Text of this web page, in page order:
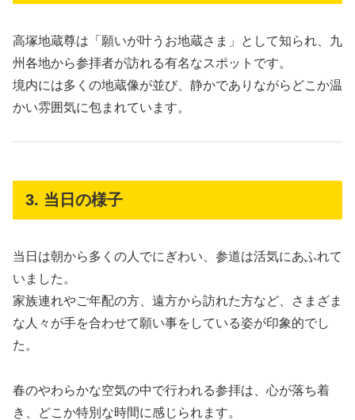
高塚地蔵尊は「願いが叶うお地蔵さま」として知られ、九
州各地から参拝者が訪れる有名なスポットです。
境内には多くの地蔵像が並び、静かでありながらどこか温
かい雰囲気に包まれています。
3. 当日の様子
当日は朝から多くの人でにぎわい、参道は活気にあふれて
いました。
家族連れやご年配の方、遠方から訪れた方など、さまざま
な人々が手を合わせて願い事をしている姿が印象的でし
た。
春のやわらかな空気の中で行われる参拝は、心が落ち着
き、どこか特別な時間に感じられます。